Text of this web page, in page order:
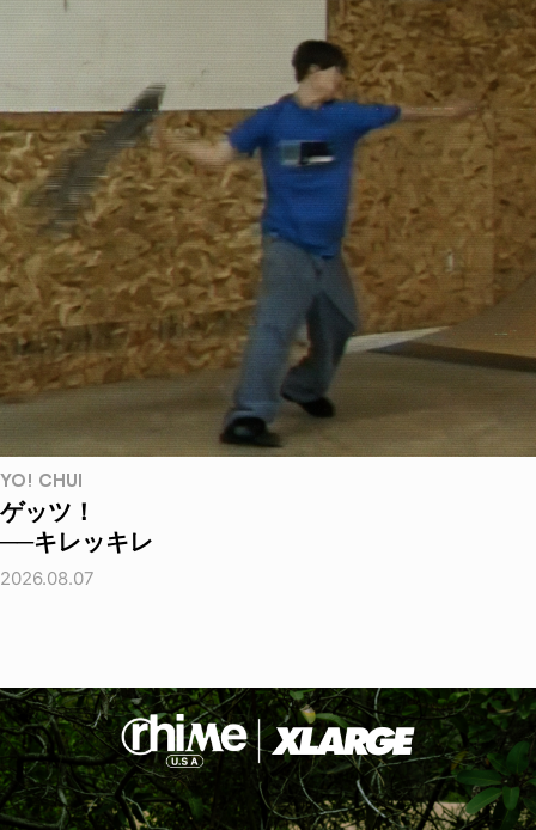
YO! CHUI
ゲッツ！
──キレッキレ
2026.08.07